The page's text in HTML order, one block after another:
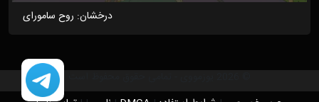
درخشان: روح سامورای